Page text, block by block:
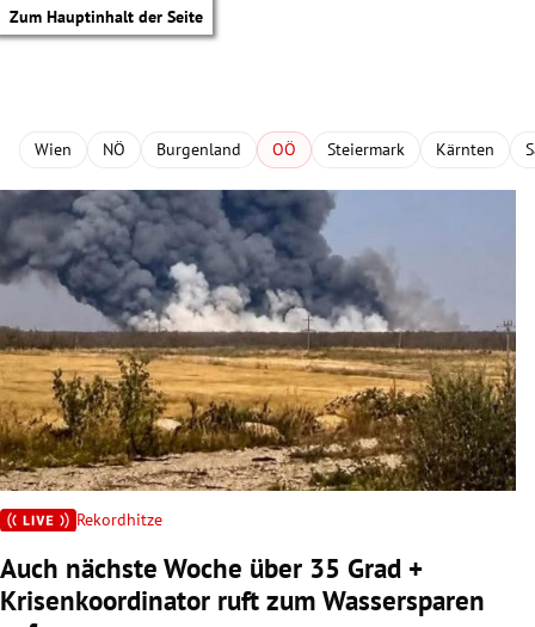
Zum Hauptinhalt der Seite
Untermenü
Untermenü
Wien NÖ Burgenland OÖ Steiermark Kärnten
Rekordhitze
Auch nächste Woche über 35 Grad +
Krisenkoordinator ruft zum Wassersparen